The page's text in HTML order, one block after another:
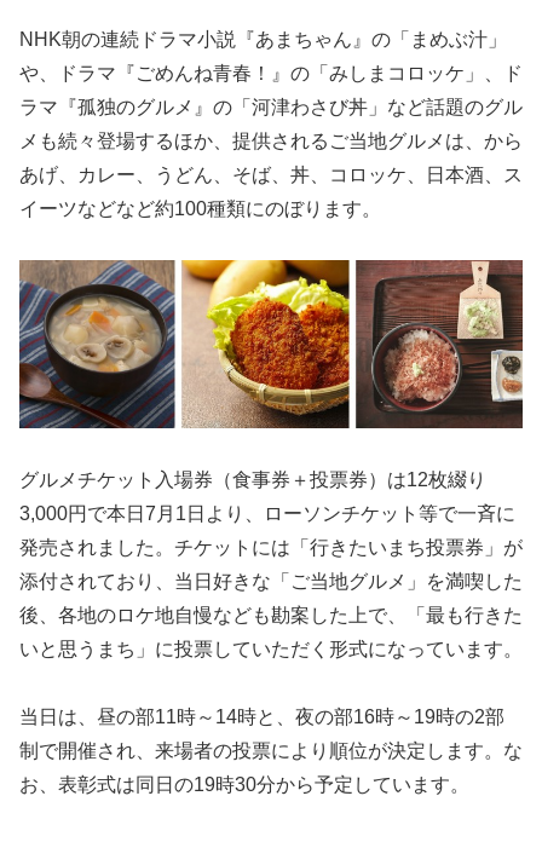
NHK朝の連続ドラマ小説『あまちゃん』の「まめぶ汁」
や、ドラマ『ごめんね青春！』の「みしまコロッケ」、ド
ラマ『孤独のグルメ』の「河津わさび丼」など話題のグル
メも続々登場するほか、提供されるご当地グルメは、から
あげ、カレー、うどん、そば、丼、コロッケ、日本酒、ス
イーツなどなど約100種類にのぼります。
グルメチケット入場券（食事券＋投票券）は12枚綴り
3,000円で本日7月1日より、ローソンチケット等で一斉に
発売されました。チケットには「行きたいまち投票券」が
添付されており、当日好きな「ご当地グルメ」を満喫した
後、各地のロケ地自慢なども勘案した上で、「最も行きた
いと思うまち」に投票していただく形式になっています。
当日は、昼の部11時～14時と、夜の部16時～19時の2部
制で開催され、来場者の投票により順位が決定します。な
お、表彰式は同日の19時30分から予定しています。